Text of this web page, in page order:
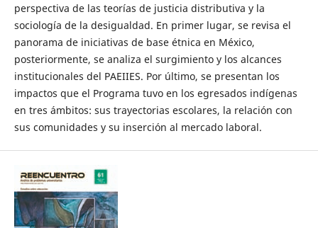
perspectiva de las teorías de justicia distributiva y la
sociología de la desigualdad. En primer lugar, se revisa el
panorama de iniciativas de base étnica en México,
posteriormente, se analiza el surgimiento y los alcances
institucionales del PAEIIES. Por último, se presentan los
impactos que el Programa tuvo en los egresados indígenas
en tres ámbitos: sus trayectorias escolares, la relación con
sus comunidades y su inserción al mercado laboral.